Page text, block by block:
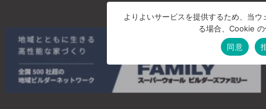
よりよいサービスを提供するため、当
る場合、Cookie
同意